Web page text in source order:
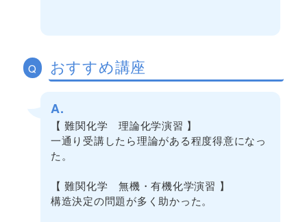
Q おすすめ講座
A.
【 難関化学 理論化学演習 】
一通り受講したら理論がある程度得意になっ
た。
【 難関化学 無機・有機化学演習 】
構造決定の問題が多く助かった。